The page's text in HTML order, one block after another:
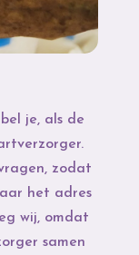
je, als de
zodat
het adres
wij, omdat
samen